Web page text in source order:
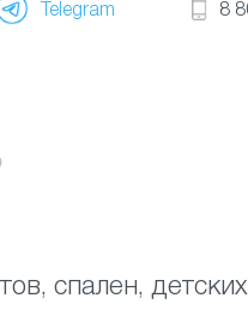
Telegram 8
спален,